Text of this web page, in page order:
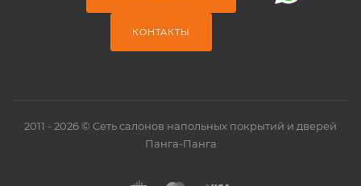
КОНТАКТЫ
2011 - 2026 © Сеть салонов напольных покрытий и дверей
Панга-Панга